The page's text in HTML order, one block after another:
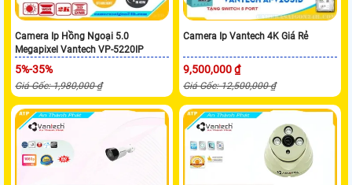
Camera Ip Hồng Ngoại 5.0
Megapixel Vantech VP-5220IP
5%-35%
Giá Gốc: 1,980,000 ₫
Camera Ip Vantech 4K Giá Rẻ
9,500,000 ₫
Giá Gốc: 12,500,000 ₫